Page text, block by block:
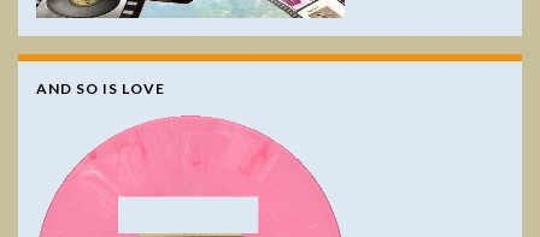
AND SO IS LOVE